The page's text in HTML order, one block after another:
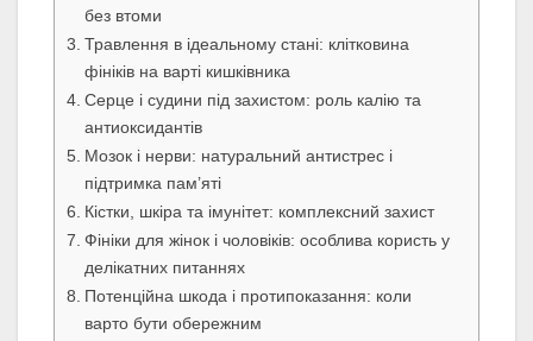
без втоми
Травлення в ідеальному стані: клітковина
фініків на варті кишківника
Серце і судини під захистом: роль калію та
антиоксидантів
Мозок і нерви: натуральний антистрес і
підтримка пам’яті
Кістки, шкіра та імунітет: комплексний захист
Фініки для жінок і чоловіків: особлива користь у
делікатних питаннях
Потенційна шкода і протипоказання: коли
варто бути обережним